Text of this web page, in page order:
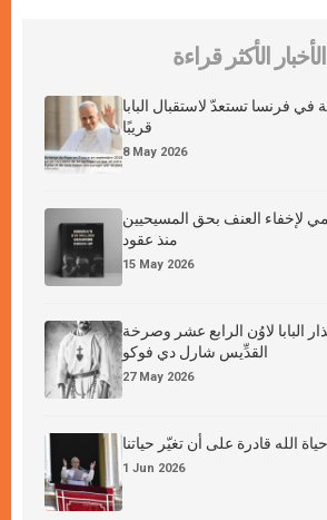
الأخبار الأكثر قراءة
في فرنسا تستعدّ لاستقبال البابا
قريبًا
8 May 2026
لإخفاء العنف بحق المسيحيين
منذ عقود
15 May 2026
البابا لاوُن الرابع عشر وصرخة
القدِّيس شارل دي فوكو
27 May 2026
حياة الله قادرة على أن تغيّر حياتنا
1 Jun 2026